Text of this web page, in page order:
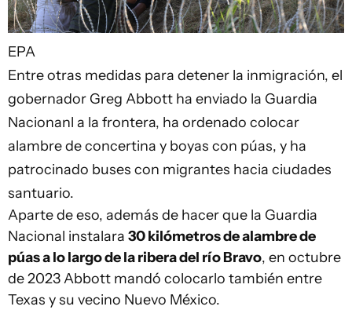
EPA
Entre otras medidas para detener la inmigración, el
gobernador Greg Abbott ha enviado la Guardia
Nacionanl a la frontera, ha ordenado colocar
alambre de concertina y boyas con púas, y ha
patrocinado buses con migrantes hacia ciudades
santuario.
Aparte de eso, además de hacer que la Guardia
Nacional instalara 30 kilómetros de alambre de
púas a lo largo de la ribera del río Bravo, en octubre
de 2023 Abbott mandó colocarlo también entre
Texas y su vecino Nuevo México.